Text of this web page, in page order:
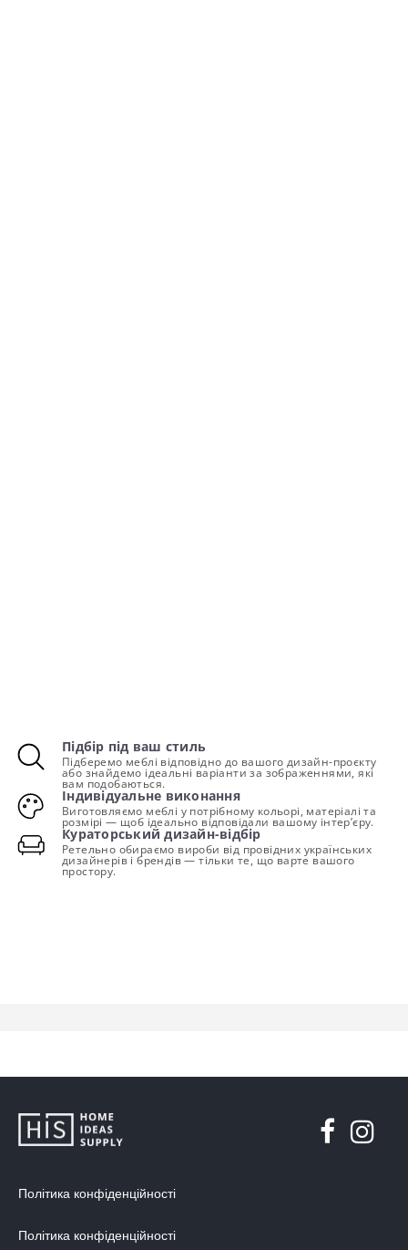
Підбір під ваш стиль
Підберемо меблі відповідно до вашого дизайн-проєкту
або знайдемо ідеальні варіанти за зображеннями, які
вам подобаються.
Індивідуальне виконання
Виготовляємо меблі у потрібному кольорі, матеріалі та
розмірі — щоб ідеально відповідали вашому інтер’єру.
Кураторський дизайн-відбір
Ретельно обираємо вироби від провідних українських
дизайнерів і брендів — тільки те, що варте вашого
простору.
Політика конфіденційності
Політика конфіденційності